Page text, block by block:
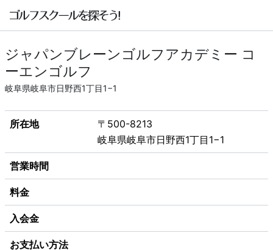
ジャパンブレーンゴルフアカデミー コ
ーエンゴルフ
岐阜県岐阜市日野西1丁目1−1
所在地
〒500-8213
岐阜県岐阜市日野西1丁目1−1
営業時間
料金
入会金
お支払い方法